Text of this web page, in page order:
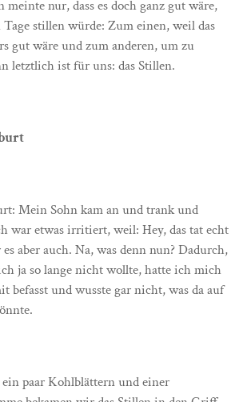
meinte nur, dass es doch ganz gut wäre,
stillen würde: Zum einen, weil das
gut wäre und zum anderen, um zu
letztlich ist für uns: das Stillen.
Mein Sohn kam an und trank und
war etwas irritiert, weil: Hey, das tat echt
aber auch. Na, was denn nun? Dadurch,
ja so lange nicht wollte, hatte ich mich
befasst und wusste gar nicht, was da auf
paar Kohlblättern und einer